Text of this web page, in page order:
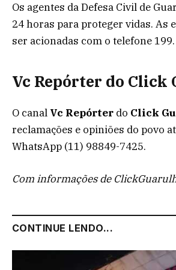
Os agentes da Defesa Civil de
24 horas para proteger vidas. As
ser acionadas com o telefone 199.
Vc Repórter do Click
O canal Vc Repórter do Click
reclamações e opiniões do povo
WhatsApp (11) 98849-7425.
Com informações de
CONTINUE LENDO...